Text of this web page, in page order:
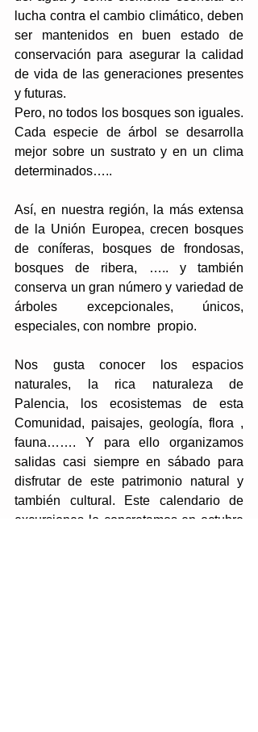
lucha contra el cambio climático, deben
ser mantenidos en buen estado de
conservación para asegurar la calidad
de vida de las generaciones presentes
y futuras.
Pero, no todos los bosques son iguales.
Cada especie de árbol se desarrolla
mejor sobre un sustrato y en un clima
determinados…..
Así, en nuestra región, la más extensa
de la Unión Europea, crecen bosques
de coníferas, bosques de frondosas,
bosques de ribera, ….. y también
conserva un gran número y variedad de
árboles excepcionales, únicos,
especiales, con nombre  propio.
Nos gusta conocer los espacios
naturales, la rica naturaleza de
Palencia, los ecosistemas de esta
Comunidad, paisajes, geología, flora ,
fauna……. Y para ello organizamos
salidas casi siempre en sábado para
disfrutar de este patrimonio natural y
también cultural. Este calendario de
excursiones lo concretamos en octubre